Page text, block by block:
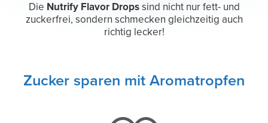
Die Nutrify Flavor Dropssind nicht nur fett- und
zuckerfrei, sondern schmecken gleichzeitig auch
richtig lecker!
Zucker sparen mit Aromatropfen